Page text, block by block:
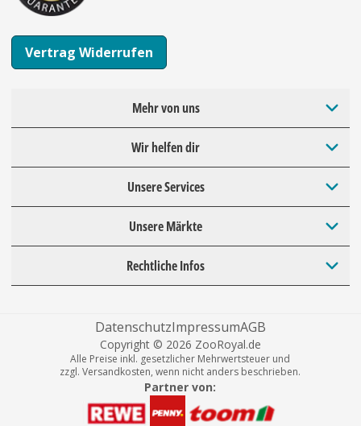
Vertrag Widerrufen
Mehr von uns
Wir helfen dir
Unsere Services
Unsere Märkte
Rechtliche Infos
DatenschutzImpressumAGB
Copyright © 2026 ZooRoyal.de
Alle Preise inkl. gesetzlicher Mehrwertsteuer und
zzgl. Versandkosten, wenn nicht anders beschrieben.
Partner von: